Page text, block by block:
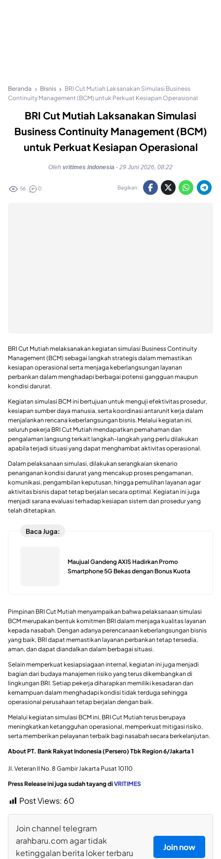
Beranda Bisnis
BRI Cut Mutiah Laksanakan Simulasi Business
Continuity Management (BCM) untuk Perkuat Kesiapan Operasional
BRI Cut Mutiah Laksanakan Simulasi
Business Continuity Management (BCM)
untuk Perkuat Kesiapan Operasional
Oleh vritimes indonesia - 29 Juni 2026, 08:22
56 0 Bagikan:
BRI Cut Mutiah melaksanakan kegiatan simulasi Business Continuity
Management (BCM) sebagai langkah strategis dalam memastikan
kesiapan operasional serta menjaga keberlangsungan layanan
perbankan dalam menghadapi berbagai potensi gangguan maupun
kondisi darurat.
Kegiatan simulasi BCM ini bertujuan untuk menguji efektivitas prosedur,
kesiapan sumber daya manusia, serta koordinasi antarunit kerja dalam
menjalankan rencana keberlangsungan bisnis. Melalui kegiatan ini,
seluruh pekerja BRI Cut Mutiah mendapatkan pemahaman dan
pengalaman langsung terkait langkah-langkah yang perlu dilakukan
apabila terjadi situasi yang dapat menghambat aktivitas operasional.
Dalam pelaksanaan simulasi, dilakukan serangkaian skenario
penanganan kondisi darurat yang mencakup proses pengamanan,
komunikasi, pengambilan keputusan, hingga pemulihan layanan agar
aktivitas bisnis dapat tetap berjalan secara optimal. Kegiatan ini juga
menjadi sarana evaluasi terhadap kesiapan sistem dan prosedur yang
telah ditetapkan.
Baca Juga:
Maujual Gandeng AXIS Hadirkan Promo
Smartphone 5G Bekas dengan Bonus Kuota
Pimpinan BRI Cut Mutiah menyampaikan bahwa pelaksanaan simulasi
BCM merupakan bentuk komitmen BRI dalam menjaga kualitas layanan
kepada nasabah. Dengan adanya perencanaan keberlangsungan bisnis
yang baik, BRI dapat memastikan layanan perbankan tetap tersedia,
aman, dan dapat diandalkan dalam berbagai situasi.
Selain memperkuat kesiapsiagaan internal, kegiatan ini juga menjadi
bagian dari budaya manajemen risiko yang terus dikembangkan di
lingkungan BRI. Setiap pekerja diharapkan memiliki kesadaran dan
kemampuan dalam menghadapi kondisi tidak terduga sehingga
operasional perusahaan tetap berjalan dengan baik.
Melalui kegiatan simulasi BCM ini, BRI Cut Mutiah terus berupaya
meningkatkan ketangguhan operasional, memperkuat mitigasi risiko,
serta memberikan pelayanan terbaik bagi nasabah secara berkelanjutan.
About PT. Bank Rakyat Indonesia (Persero) Tbk Region 6/Jakarta 1
Jl. Veteran II No. 8 Gambir Jakarta Pusat 10110
Press Release ini juga sudah tayang diVRITIMES
Post Views: 60
Join channel telegram
arahbaru.com agar tidak
ketinggalan berita loker terbaru
Join now